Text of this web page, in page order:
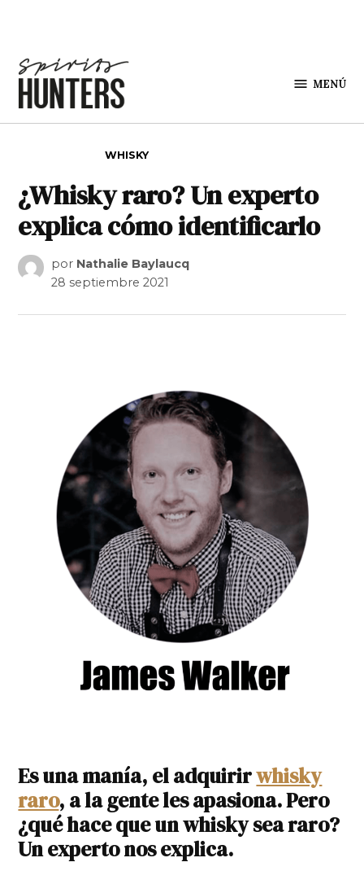
MENÚ
WHISKY
¿Whisky raro? Un experto
explica cómo identificarlo
por Nathalie Baylaucq
28 septiembre 2021
Es una manía, el adquirirwhisky
raro, a la gente les apasiona. Pero
¿qué hace que un whisky sea raro?
Un experto nos explica.